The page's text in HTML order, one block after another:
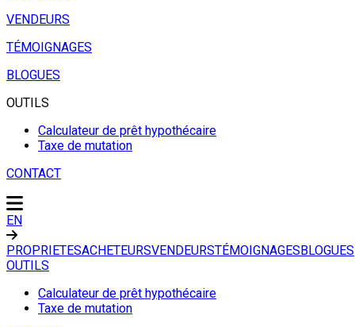
VENDEURS
TÉMOIGNAGES
BLOGUES
OUTILS
Calculateur de prêt hypothécaire
Taxe de mutation
CONTACT
EN
PROPRIETESACHETEURSVENDEURSTÉMOIGNAGESBLOGUES
OUTILS
Calculateur de prêt hypothécaire
Taxe de mutation